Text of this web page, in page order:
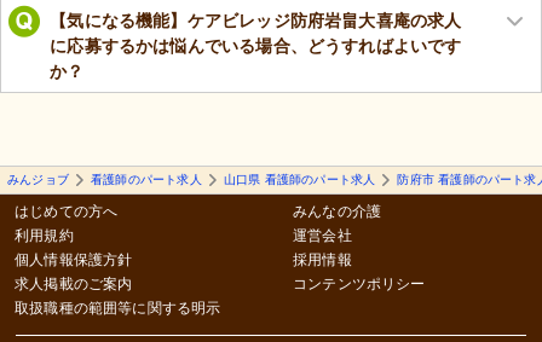
【気になる機能】ケアビレッジ防府岩畠大喜庵の求人
に応募するかは悩んでいる場合、どうすればよいです
か？
みんジョブ 看護師のパート求人 山口県 看護師のパート求人 防府市 看護師のパート求
はじめての方へ
利用規約
個人情報保護方針
求人掲載のご案内
取扱職種の範囲等に関する明示
みんなの介護
運営会社
採用情報
コンテンツポリシー